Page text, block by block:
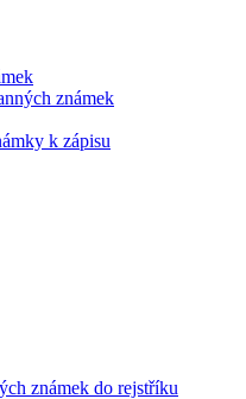
známek
k zápisu
známek do rejstříku